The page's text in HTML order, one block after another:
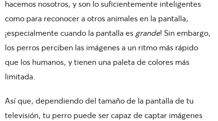
hacemos nosotros, y son lo suficientemente inteligentes
como para reconocer a otros animales en la pantalla,
¡especialmente cuando la pantalla es grande! Sin embargo,
los perros perciben las imágenes a un ritmo más rápido
que los humanos, y tienen una paleta de colores más
limitada.
Así que, dependiendo del tamaño de la pantalla de tu
televisión, tu perro puede ser capaz de captar imágenes